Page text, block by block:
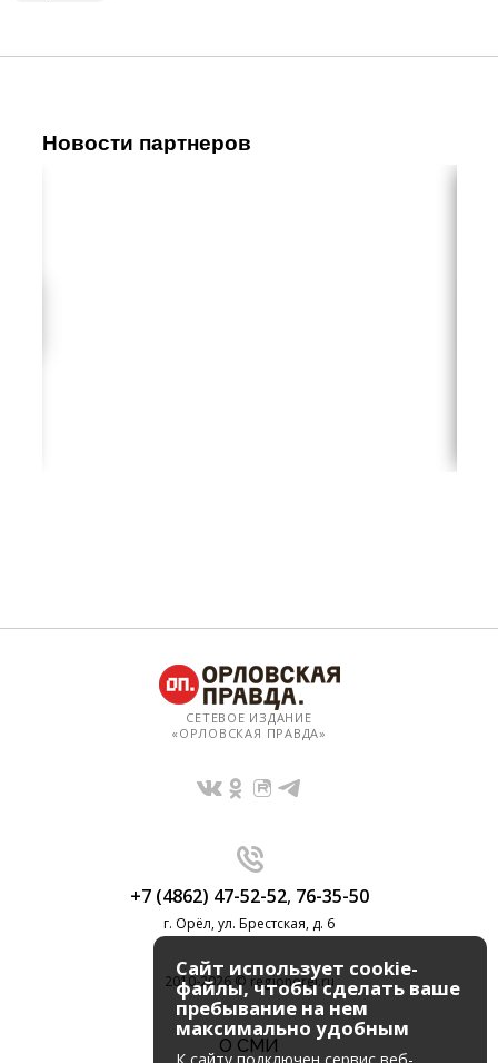
Новости партнеров
СЕТЕВОЕ ИЗДАНИЕ
«ОРЛОВСКАЯ ПРАВДА»
+7 (4862) 47-52-52, 76-35-50
г. Орёл, ул. Брестская, д. 6
2010-2026 © regionorel.ru
О СМИ
Сайт использует cookie-
файлы, чтобы сделать ваше
пребывание на нем
максимально удобным